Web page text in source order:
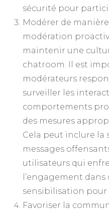
sécurité pour
Modérer de
modération
maintenir une
chatroom. Il est
modérateurs
surveiller les
comportements
des mesures
Cela peut inclure la
messages
utilisateurs qui
l’engagement
sensibilisation pour
Favoriser la